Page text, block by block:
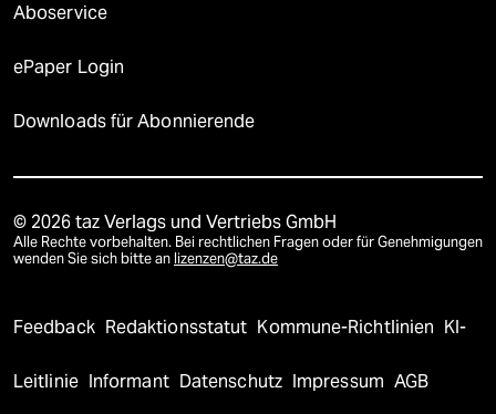
Aboservice
ePaper Login
Downloads für Abonnierende
© 2026 taz Verlags und Vertriebs GmbH
Alle Rechte vorbehalten. Bei rechtlichen Fragen oder für Genehmigungen
wenden Sie sich bitte an lizenzen@taz.de
Feedback Redaktionsstatut Kommune-Richtlinien KI-
Leitlinie Informant Datenschutz Impressum AGB